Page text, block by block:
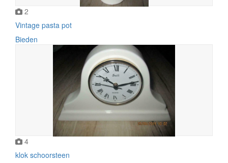
2
Vintage pasta pot
Bieden
4
klok schoorsteen